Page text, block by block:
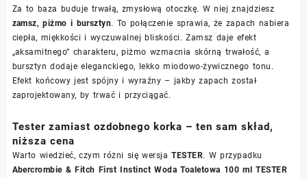
Za to baza buduje trwałą, zmysłową otoczkę. W niej znajdziesz
zamsz, piżmo i bursztyn. To połączenie sprawia, że zapach nabiera
ciepła, miękkości i wyczuwalnej bliskości. Zamsz daje efekt
„aksamitnego” charakteru, piżmo wzmacnia skórną trwałość, a
bursztyn dodaje eleganckiego, lekko miodowo-żywicznego tonu.
Efekt końcowy jest spójny i wyraźny – jakby zapach został
zaprojektowany, by trwać i przyciągać.
Tester zamiast ozdobnego korka – ten sam skład,
niższa cena
Warto wiedzieć, czym różni się wersjaTESTER. W przypadku
Abercrombie & Fitch First Instinct Woda Toaletowa 100 ml TESTER